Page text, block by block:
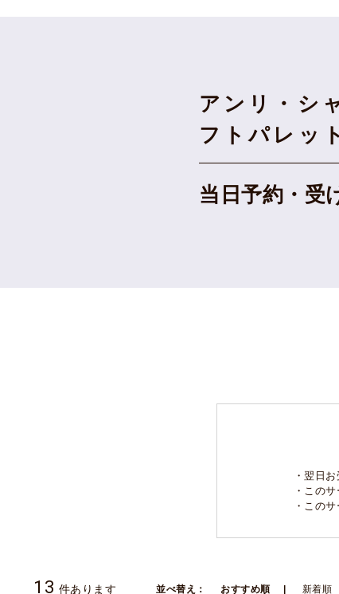
アンリ・シ
フトパレッ
当日予約・ 受
・翌日
・この
・この
13 件あります 並べ替え： おすすめ順 新着順